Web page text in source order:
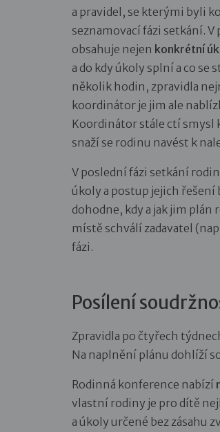
a pravidel, se kterými byli
seznamovací fázi setkání.
obsahuje nejen konkrétní
a do kdy úkoly splní a co se
několik hodin, zpravidla
koordinátor je jim ale
Koordinátor stále ctí smysl
snaží se rodinu navést k
V poslední fázi setkání
úkoly a postup jejich řešení
dohodne, kdy a jak jim
místě schválí zadavatel
fázi.
Posílení
Zpravidla po čtyřech
Na naplnění plánu dohlíží
Rodinná konference nabízí
vlastní rodiny je pro dítě
a úkoly určené bez zásahu